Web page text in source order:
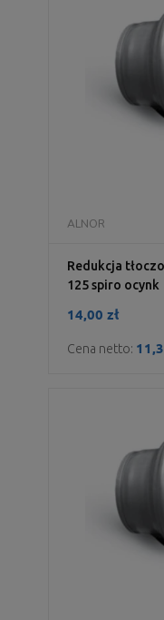
Redukcja
125 spiro ocynk
ALNOR
14,00 zł
Cena netto: